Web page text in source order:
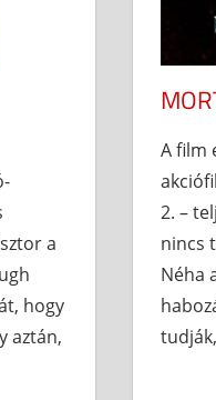
a
hogy
aztán,
A film
2. –
nincs
Néha